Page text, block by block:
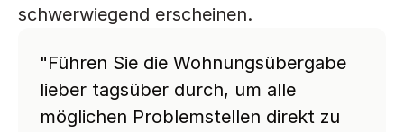
schwerwiegend erscheinen.
"Führen Sie die Wohnungsübergabe
lieber tagsüber durch, um alle
möglichen Problemstellen direkt zu